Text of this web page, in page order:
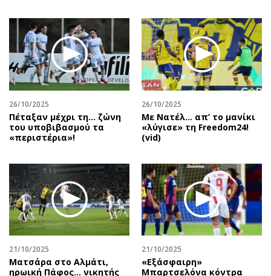
26/10/2025
Πέταξαν μέχρι τη… ζώνη
του υποβιβασμού τα
«περιστέρια»!
26/10/2025
Με Νατέλ… απ’ το μανίκι
«λύγισε» τη Freedom24!
(vid)
21/10/2025
Ματσάρα στο Αλμάτι,
ηρωική Πάφος… νικητής
21/10/2025
«Εξάσφαιρη»
Μπαρτσελόνα κόντρα